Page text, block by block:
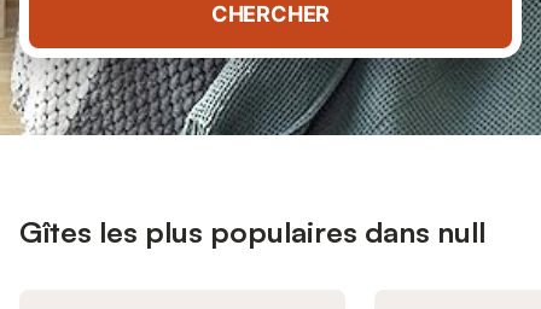
CHERCHER
Gîtes les plus populaires dans null